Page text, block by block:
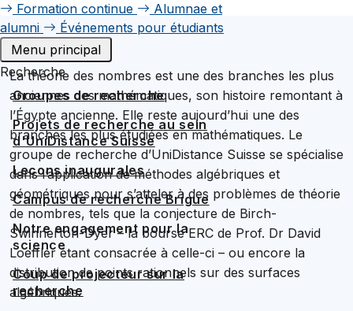
Formation continue
Alumnae et
alumni
Événements pour étudiants
Menu principal
Recherche
Groupes de recherche
Projets de recherche au sein
d'UniDistance Suisse
Leçons inaugurales
Campus de recherche Brigue
Notre engagement pour la
science
Coup de projecteur sur la
recherche
La théorie des nombres est une des branches les plus
anciennes des mathématiques, son histoire remontant à
l’Égypte ancienne. Elle reste aujourd’hui une des
branches les plus étudiées en mathématiques. Le
groupe de recherche d’UniDistance Suisse se spécialise
dans l’application de méthodes algébriques et
géométriques pour s’atteler à des problèmes de théorie
de nombres, tels que la conjecture de Birch-
Swinnerton-Dyer – la bourse ERC de Prof. Dr David
Loeffler étant consacrée à celle-ci – ou encore la
distribution de points rationnels sur des surfaces
algébriques.